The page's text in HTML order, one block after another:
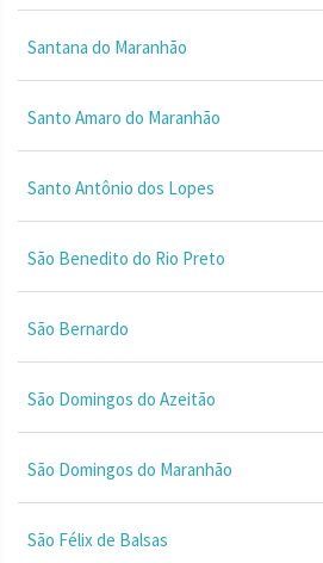
Santana do Maranhão
Santo Amaro do Maranhão
Santo Antônio dos Lopes
São Benedito do Rio Preto
São Bernardo
São Domingos do Azeitão
São Domingos do Maranhão
São Félix de Balsas